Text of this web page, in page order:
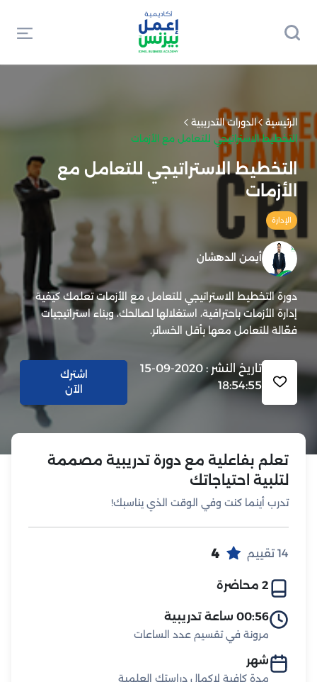
تعلم بفاعلية مع دورة تدريبية مصممة
لتلبية احتياجاتك
تدرب أينما كنت وفي الوقت الذي يناسبك!
14 تقييم 4
2 محاضرة
00:56 ساعة تدريبية
مرونة في تقسيم عدد الساعات
شهر
مدة كافية لإكمال دراستك العلمية
الرئيسية
الدورات التدريبية
التخطيط الاستراتيجي للتعامل مع الأزمات
التخطيط الاستراتيجي للتعامل مع
الأزمات
الإدارة
أيمن الدهشان
دورة التخطيط الاستراتيجي للتعامل مع الأزمات تعلمك كيفية
إدارة الأزمات باحترافية، استغلالها لصالحك، وبناء استراتيجيات
فعّالة للتعامل معها بأقل الخسائر.
تاريخ النشر : 2020-09-15
18:54:55
اشترك
الآن